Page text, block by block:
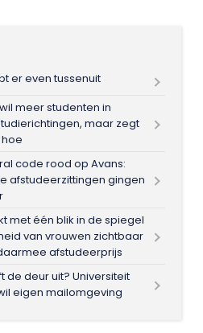
er even tussenuit
meer studenten in
maar zegt
code rood op Avans:
afstudeerzittingen gingen
met één blik in de spiegel
van vrouwen zichtbaar
afstudeerprijs
de deur uit? Universiteit
eigen mailomgeving